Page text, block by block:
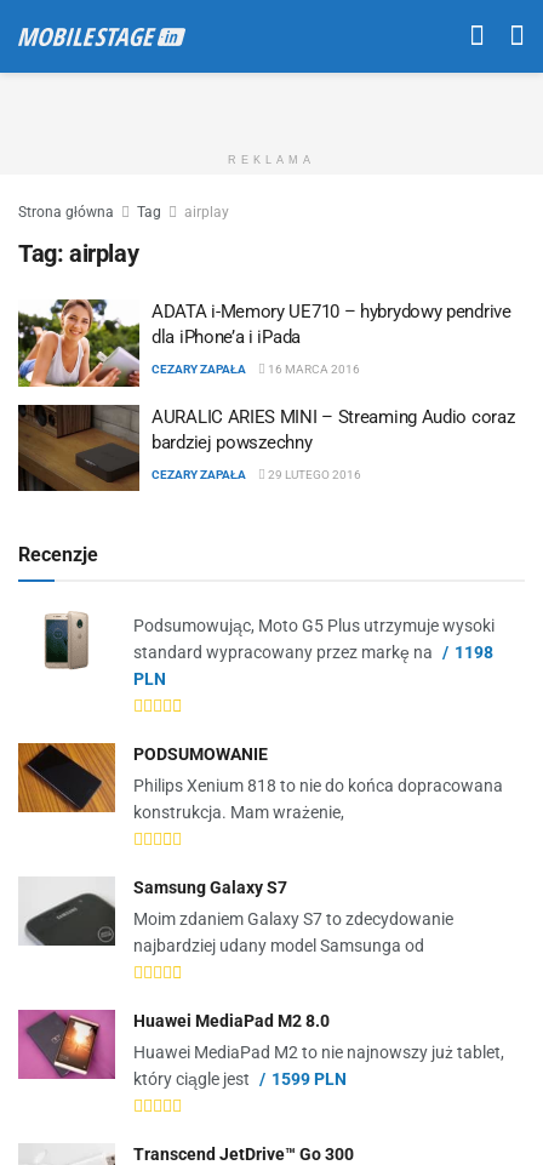
REKLAMA
Strona główna Tag airplay
Tag: airplay
ADATA i-Memory UE710 – hybrydowy pendrive
dla iPhone’a i iPada
CEZARY ZAPAŁA 16 MARCA 2016
AURALIC ARIES MINI – Streaming Audio coraz
bardziej powszechny
CEZARY ZAPAŁA 29 LUTEGO 2016
Recenzje
Podsumowując, Moto G5 Plus utrzymuje wysoki
standard wypracowany przez markę na
1198
PLN
PODSUMOWANIE
Philips Xenium 818 to nie do końca dopracowana
konstrukcja. Mam wrażenie,
Samsung Galaxy S7
Moim zdaniem Galaxy S7 to zdecydowanie
najbardziej udany model Samsunga od
Huawei MediaPad M2 8.0
Huawei MediaPad M2 to nie najnowszy już tablet,
który ciągle jest
1599 PLN
Transcend JetDrive™ Go 300